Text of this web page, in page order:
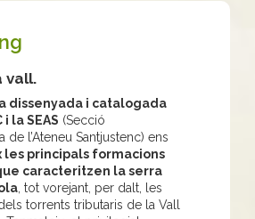
vall.
dissenyada i catalogada
i la SEAS (Secció
de l’Ateneu Santjustenc) ens
les principals formacions
caracteritzen la serra
, tot vorejant, per dalt, les
torrents tributaris de la Vall